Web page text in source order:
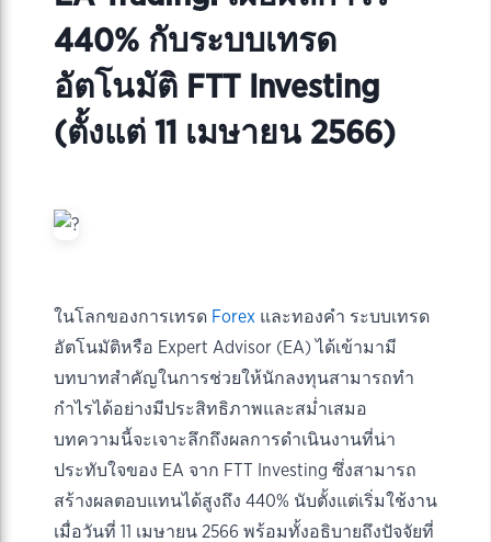
440% กับระบบเทรด
อัตโนมัติ FTT Investing
(ตั้งแต่ 11 เมษายน 2566)
ในโลกของการเทรด Forex และทองคำ ระบบเทรด
อัตโนมัติหรือ Expert Advisor (EA) ได้เข้ามามี
บทบาทสำคัญในการช่วยให้นักลงทุนสามารถทำ
กำไรได้อย่างมีประสิทธิภาพและสม่ำเสมอ
บทความนี้จะเจาะลึกถึงผลการดำเนินงานที่น่า
ประทับใจของ EA จาก FTT Investing ซึ่งสามารถ
สร้างผลตอบแทนได้สูงถึง 440% นับตั้งแต่เริ่มใช้งาน
เมื่อวันที่ 11 เมษายน 2566 พร้อมทั้งอธิบายถึงปัจจัยที่